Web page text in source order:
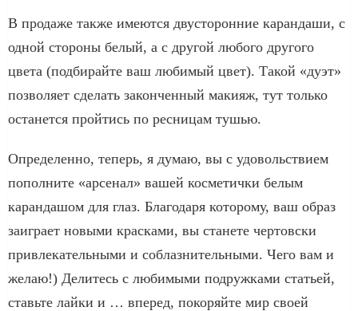
В продаже также имеются двусторонние карандаши, с
одной стороны белый, а с другой любого другого
цвета (подбирайте ваш любимый цвет). Такой «дуэт»
позволяет сделать законченный макияж, тут только
останется пройтись по ресницам тушью.
Определенно, теперь, я думаю, вы с удовольствием
пополните «арсенал» вашей косметички белым
карандашом для глаз. Благодаря которому, ваш образ
заиграет новыми красками, вы станете чертовски
привлекательными и соблазнительными. Чего вам и
желаю!) Делитесь с любимыми подружками статьей,
ставьте лайки и … вперед, покоряйте мир своей